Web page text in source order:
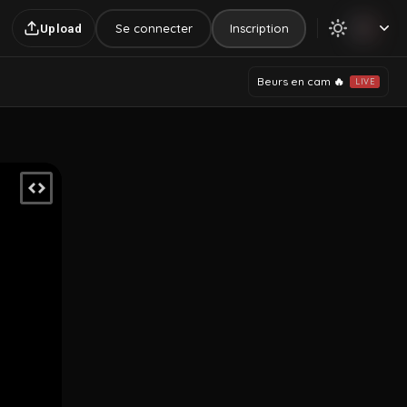
Upload Se connecter Inscription
Beurs en cam 🔥 LIVE